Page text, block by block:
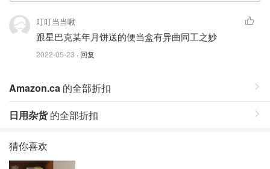
叮叮当当啾
跟星巴克某年月饼送的便当盒有异曲同工之妙
2022-05-23 · 回复
Amazon.ca 的全部折扣
日用杂货的全部折扣
猜你喜欢